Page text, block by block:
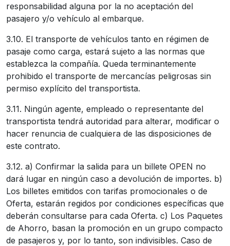
responsabilidad alguna por la no aceptación del
pasajero y/o vehículo al embarque.
3.10. El transporte de vehículos tanto en régimen de
pasaje como carga, estará sujeto a las normas que
establezca la compañía. Queda terminantemente
prohibido el transporte de mercancías peligrosas sin
permiso explícito del transportista.
3.11. Ningún agente, empleado o representante del
transportista tendrá autoridad para alterar, modificar o
hacer renuncia de cualquiera de las disposiciones de
este contrato.
3.12. a) Confirmar la salida para un billete OPEN no
dará lugar en ningún caso a devolución de importes. b)
Los billetes emitidos con tarifas promocionales o de
Oferta, estarán regidos por condiciones específicas que
deberán consultarse para cada Oferta. c) Los Paquetes
de Ahorro, basan la promoción en un grupo compacto
de pasajeros y, por lo tanto, son indivisibles. Caso de